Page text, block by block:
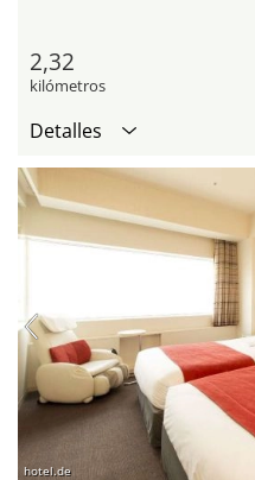
2,32
kilómetros
Detalles
hotel.de